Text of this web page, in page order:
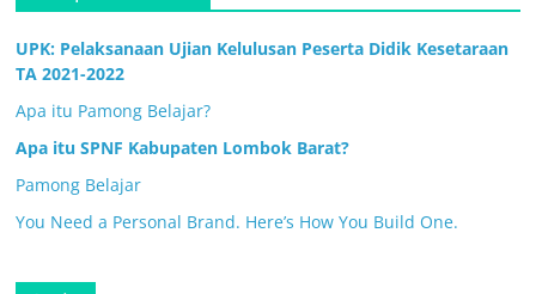
UPK: Pelaksanaan Ujian Kelulusan Peserta Didik Kesetaraan
TA 2021-2022
Apa itu Pamong Belajar?
Apa itu SPNF Kabupaten Lombok Barat?
Pamong Belajar
You Need a Personal Brand. Here’s How You Build One.